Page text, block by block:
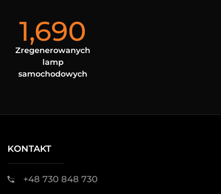
1,690
Zregenerowanych
lamp
samochodowych
KONTAKT
+48 730 848 730